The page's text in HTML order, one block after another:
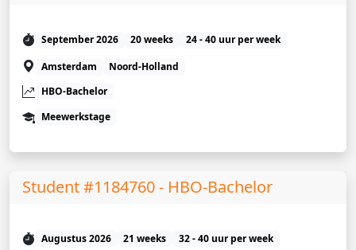
September 2026 20 weeks
24 - 40 uur per week
Amsterdam
Noord-Holland
HBO-Bachelor
Meewerkstage
Student #1184760 - HBO-Bachelor
Augustus 2026 21 weeks
32 - 40 uur per week